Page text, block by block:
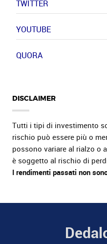
TWITTER
YOUTUBE
QUORA
DISCLAIMER
Tutti i tipi di investimento
rischio può essere più o
possono variare al rialzo o
è soggetto al rischio di
I rendimenti passati non